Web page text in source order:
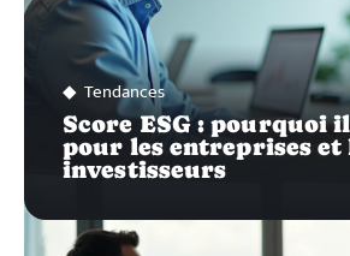
Tendances
Score ESG : pourquoi
pour les entreprises et
investisseurs